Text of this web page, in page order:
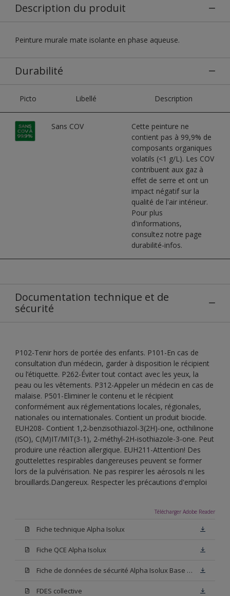
Description du produit
Peinture murale mate isolante en phase aqueuse.
Durabilité
Picto Libellé Description
Sans COV
Cette peinture ne
contient pas à 99,9% de
composants organiques
volatils (<1 g/L). Les COV
contribuent aux gaz à
effet de serre et ont un
impact négatif sur la
qualité de l'air intérieur.
Pour plus
d'informations,
consultez notre page
durabilité-infos.
Documentation technique et de
sécurité
P102-Tenir hors de portée des enfants. P101-En cas de
consultation d’un médecin, garder à disposition le récipient
ou l’étiquette. P262-Éviter tout contact avec les yeux, la
peau ou les vêtements. P312-Appeler un médecin en cas de
malaise. P501-Eliminer le contenu et le récipient
conformément aux réglementations locales, régionales,
nationales ou internationales. Contient un produit biocide.
EUH208- Contient 1,2-benzisothiazol-3(2H)-one, octhilinone
(ISO), C(M)IT/MIT(3-1), 2-méthyl-2H-isothiazole-3-one. Peut
produire une réaction allergique. EUH211-Attention! Des
gouttelettes respirables dangereuses peuvent se former
lors de la pulvérisation. Ne pas respirer les aérosols ni les
brouillards.Dangereux. Respecter les précautions d'emploi
Télécharger Adobe Reader
Fiche technique Alpha Isolux
Fiche QCE Alpha Isolux
Fiche de données de sécurité Alpha Isolux Base W05
FDES collective